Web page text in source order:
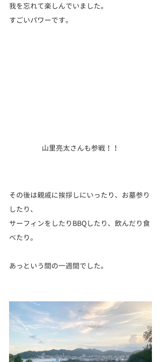
我を忘れて楽しんでいました。
すごいパワーです。
山里亮太さんも参戦！！
その後は親戚に挨拶しにいったり、お墓参り
したり、
サーフィンをしたりBBQしたり、飲んだり食
べたり。
あっという間の一週間でした。